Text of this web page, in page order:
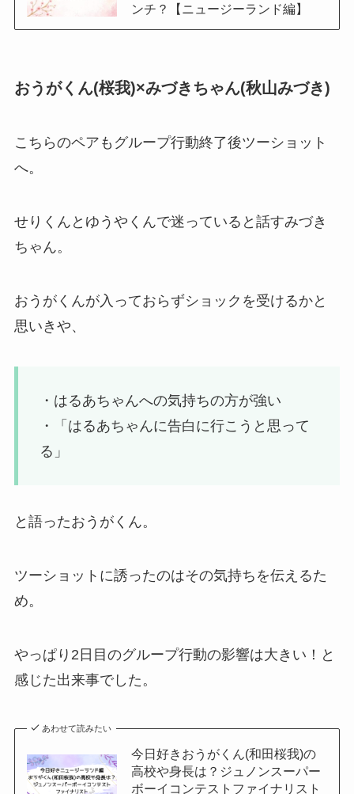
ンチ？【ニュージーランド編】
おうがくん(桜我)×みづきちゃん(秋山みづき)
こちらのペアもグループ行動終了後ツーショット
へ。
せりくんとゆうやくんで迷っていると話すみづき
ちゃん。
おうがくんが入っておらずショックを受けるかと
思いきや、
・はるあちゃんへの気持ちの方が強い
・「はるあちゃんに告白に行こうと思って
る」
と語ったおうがくん。
ツーショットに誘ったのはその気持ちを伝えるた
め。
やっぱり2日目のグループ行動の影響は大きい！と
感じた出来事でした。
あわせて読みたい
今日好きおうがくん(和田桜我)の
高校や身長は？ジュノンスーパー
ボーイコンテストファイナリスト